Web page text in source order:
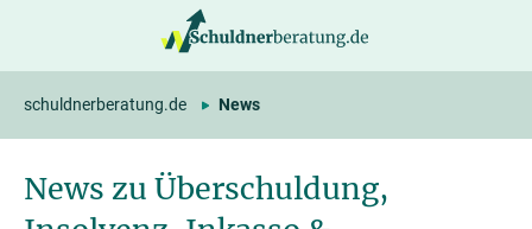
News zu Überschuldung,
schuldnerberatung.de News